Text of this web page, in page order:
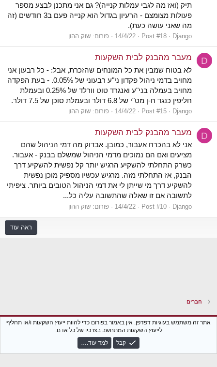
תיק (ואז מה לגבי עמלות קנייה)? גם אני מתכנן לבצע מספר
פעולות מצומצם - הרעיון בגדול הוא קנייה פעם ב3 חודשים (זה
מה שאני עושה כעת).
Django
Post #18
14/4/22 פורום: שוק ההון
D מעבר מהבנק לבית השקעות
לא בטוח שמבין את כל המונחים שהזכרת, אבל: - כל רבעון אני
מחויב בדמי ניהול פקדון ני"ע רבעוני של 0.05%. - בעת הפקדה
מחויב בעמלה בני"ע ואנגרד טוט וורלד של 0.25% ובעמלת
חליפין כנגד ח-ן מט"י של 6.8 דולר ובעמלת סוכן של 7.5 דולר.
Django
Post #15
14/4/22 פורום: שוק ההון
D מעבר מהבנק לבית השקעות
אני לא בהכרח אעבור, כמובן. אבדוק מה דמי הניהול שהם
מציעים ואם הם נמוכים מדמי הניהול שמשלם בבנק - אעבור.
כשרק התחלתי להשקיע הרגיש יותר קל נפשית להשקיע דרך
הבנק, אז התחלתי מזה. מרגיש עכשיו מספיק מוכן נפשית
להשקיע דרך מי שייתן לי את דמי הניהול הטובים ביותר. ציפיתי
לתשובה אם זו שאלה שהתשובה עליה כל...
Django
Post #10
14/4/22 פורום: שוק ההון
ראה עוד
חברים
Xenforo Classic
עברית (he_IL)
תקנון הפורום מדיניות פרטיות
אתר זה משתמש בעוגיות דפדפן. אין באמור בפורום כדי להוות ייעוץ השקעות ו/או תחליף
לייעוץ השקעות המתחשב בצרכיו של כל אדם.
קבל
למד עוד.…